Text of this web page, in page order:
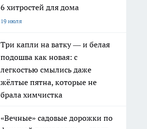
6 хитростей для дома
19 июля
Три капли на ватку — и белая
подошва как новая: с
легкостью смылись даже
жёлтые пятна, которые не
брала химчистка
«Вечные» садовые дорожки по